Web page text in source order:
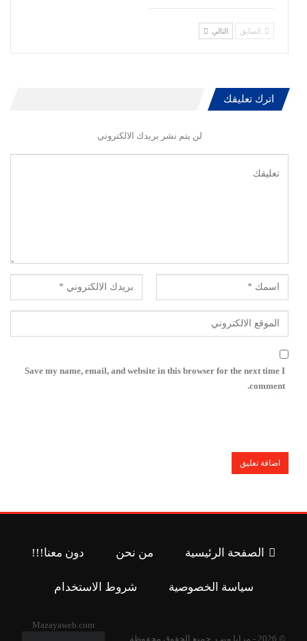
السابق التالي
اترك تعليقك
لن يتم نشر بريدك الالكتروني
Save my name, email, and website in this browser for the next time I
comment.
الصفحة الرئيسية من نحن دون معنا!!!
سياسة الخصوصية شروط الاستخدام
© 2026 - مزايا ويب. جميع الحقوق محفوظة .
Mazayaweb.com